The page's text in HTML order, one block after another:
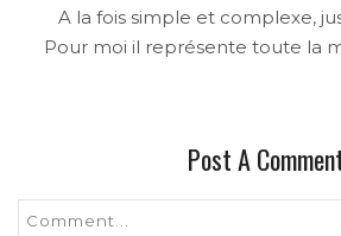
A la fois simple et complexe,
Pour moi il représente toute la
Post A